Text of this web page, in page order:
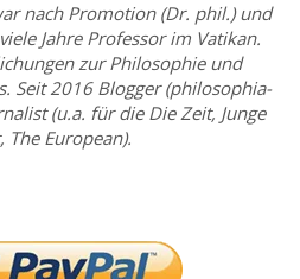
nach Promotion (Dr. phil.) und
Jahre Professor im Vatikan.
zur Philosophie und
Seit 2016 Blogger (philosophia-
(u.a. für die Die Zeit, Junge
The European).